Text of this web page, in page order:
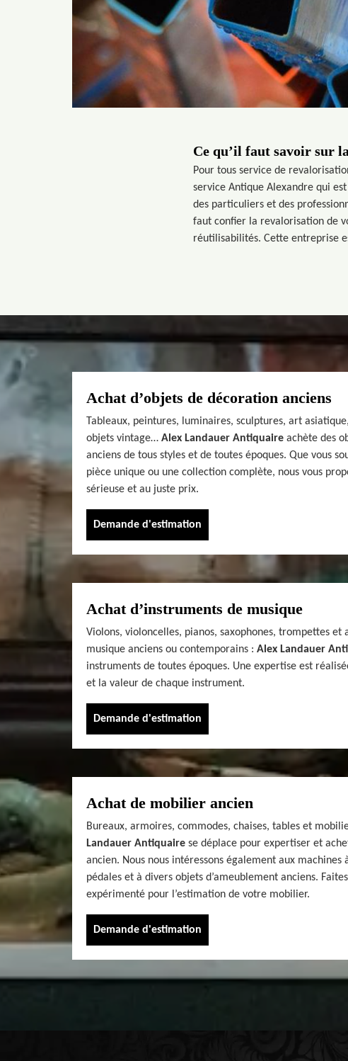
Ce qu’il faut savoir sur
Pour tous service de
service Antique Alexandre qui
des particuliers et des
faut confier la revalorisation de
réutilisabilités. Cette entreprise
Achat d’objets de décoration anciens
Tableaux, peintures, luminaires, sculptures, art
objets vintage… Alex Landauer Antiquaire achète des
anciens de tous styles et de toutes époques. Que vous
pièce unique ou une collection complète, nous vous
sérieuse et au juste prix.
Demande d'estimation
Achat d’instruments de musique
Violons, violoncelles, pianos, saxophones, trompettes et
musique anciens ou contemporains : Alex Landauer
instruments de toutes époques. Une expertise est
et la valeur de chaque instrument.
Demande d'estimation
Achat de mobilier ancien
Bureaux, armoires, commodes, chaises, tables et
Landauer Antiquaire se déplace pour expertiser et
ancien. Nous nous intéressons également aux machines
pédales et à divers objets d’ameublement anciens.
expérimenté pour l’estimation de votre mobilier.
Demande d'estimation